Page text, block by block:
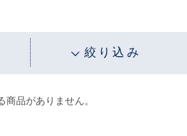
絞り込み
商品がありません。